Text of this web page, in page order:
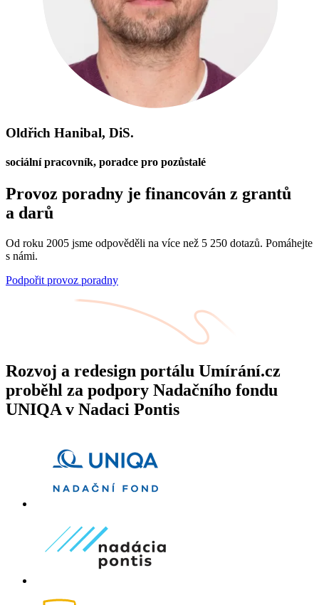
Oldřich Hanibal, DiS.
sociální pracovník, poradce pro pozůstalé
Provoz poradny je financován z grantů
a darů
Od roku 2005 jsme odpověděli na více než 5 250 dotazů. Pomáhejte
s námi.
Podpořit provoz poradny
Rozvoj a redesign portálu Umírání.cz
proběhl za podpory Nadačního fondu
UNIQA v Nadaci Pontis